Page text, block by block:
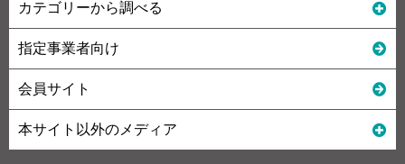
カテゴリーから調べる
指定事業者向け
会員サイト
本サイト以外のメディア